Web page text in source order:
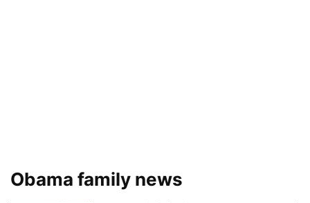
Obama family news